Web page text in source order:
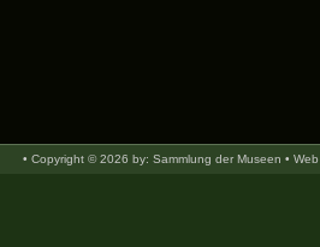
• Copyright © 2026 by: Sammlung der Museen •